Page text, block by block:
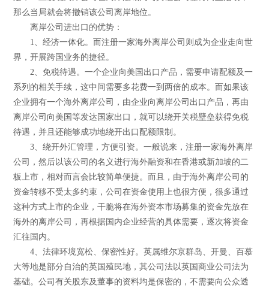
那么当局就会将撤销该公司离岸地位。
离岸公司进出口的优势：
1、经济一体化。而注册一家海外离岸公司则成为企业走向世
界，开展跨国业务的捷径。
2、免税待遇。一个企业向美国出口产品，需要申请配额及一
系列的相关手续，这中间需要多花费一到两倍的成本。而如果该
企业拥有一个海外离岸公司，由企业向离岸公司出口产品，再由
离岸公司向美国等发达国家出口，就可以绕开关税壁垒获得免税
待遇，并且还能够成功地绕开出口配额限制。
3、绕开外汇管理，方便引资。一般说来，注册一家海外离岸
公司，然后以该公司的名义进行海外融资和在香港或新加坡的二
板上市，相对而言会比较简单便捷。而且，由于海外离岸公司的
资金转移不受太多约束，公司在资金使用上也很方便，很多通过
这种方式上市的企业，干脆将在海外资本市场募集的资金先放在
海外的离岸公司，再根据国内企业经营的具体需要，逐次将资金
汇往国内。
4、法律环境宽松、保密性好。英属维尔京群岛、开曼、百慕
大等地是部分自治的英国殖民地，其公司法以英国商业公司法为
基础。公司有关股东及董事的资料均是保密的，不需要向公众透